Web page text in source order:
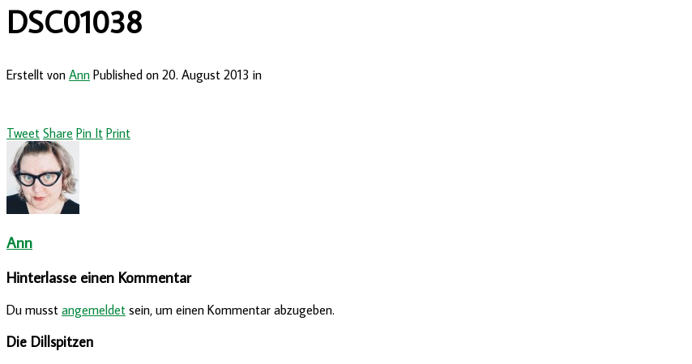
DSC01038
Erstellt von Ann Published on 20. August 2013 in
Tweet Share Pin It Print
Ann
Hinterlasse einen Kommentar
Du musst angemeldet sein, um einen Kommentar abzugeben.
Die Dillspitzen